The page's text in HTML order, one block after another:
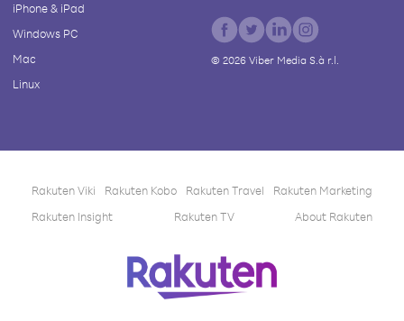
iPhone & iPad
Windows PC
Mac
Linux
© 2026Viber Media S.à r.l.
Rakuten Viki Rakuten Kobo Rakuten Travel
Rakuten Marketing
Rakuten Insight
Rakuten TV About Rakuten